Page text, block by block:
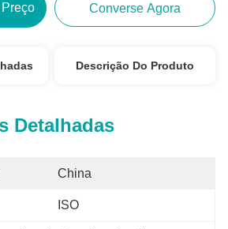
Converse Agora
Descrição Do Produto
Detalhadas
China
ISO